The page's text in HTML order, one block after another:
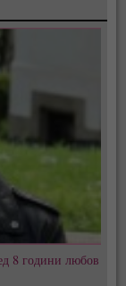
8 години любов